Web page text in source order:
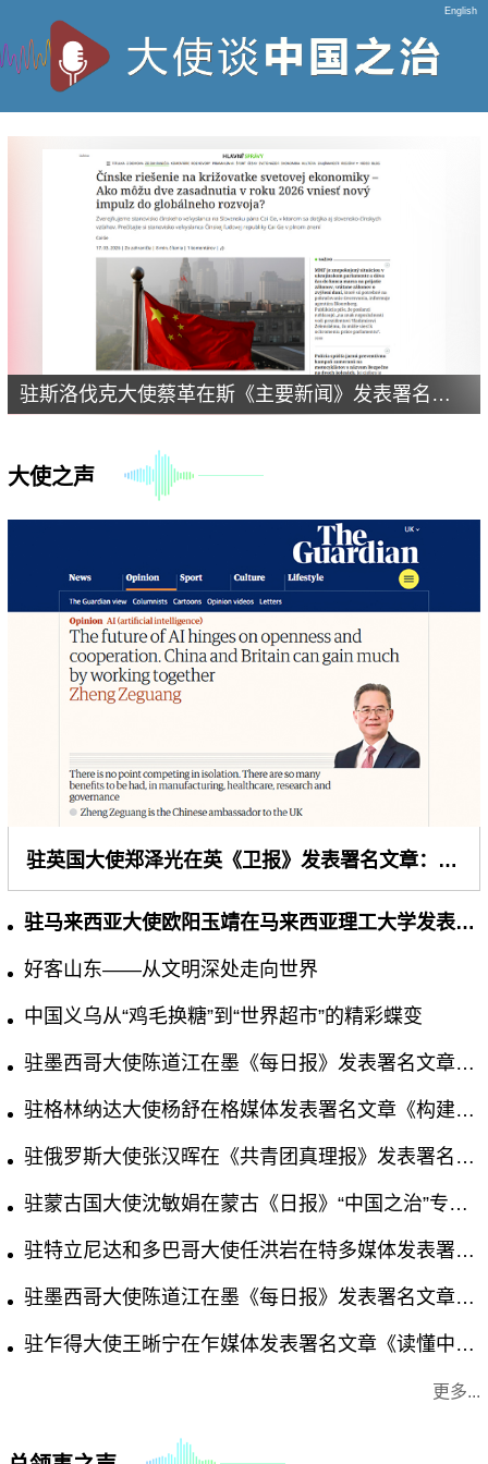
English
驻斯洛伐克大使蔡革在斯《主要新闻》发表署名文章《在世界经济的十字路口，倾听中国方案——2026年全国两会如何为世界发展注入新动能》
大使之声
驻英国大使郑泽光在英《卫报》发表署名文章：人工智能的未来取决于开放合作，中英合作互利共赢
驻马来西亚大使欧阳玉靖在马来西亚理工大学发表的主旨演讲
好客山东——从文明深处走向世界
中国义乌从“鸡毛换糖”到“世界超市”的精彩蝶变
驻墨西哥大使陈道江在墨《每日报》发表署名文章《让绿色成为世界发展最动人的底色》
驻格林纳达大使杨舒在格媒体发表署名文章《构建公正合理的全球人工智能治理体系——中国方案》
驻俄罗斯大使张汉晖在《共青团真理报》发表署名文章《以务实行动引领全球人工智能治理》
驻蒙古国大使沈敏娟在蒙古《日报》“中国之治”专栏发表文章《中国人工智能何以向善？》
驻特立尼达和多巴哥大使任洪岩在特多媒体发表署名文章宣介习近平党建思想
驻墨西哥大使陈道江在墨《每日报》发表署名文章《迈向世界一流的中国军队》
驻乍得大使王晰宁在乍媒体发表署名文章《读懂中国共产党的成功密码》
更多...